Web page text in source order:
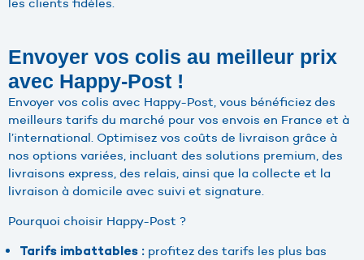
Envoyer vos colis au meilleur prix
avec Happy-Post !
Envoyer vos colis avec Happy-Post, vous bénéficiez des
meilleurs tarifs du marché pour vos envois en France et à
l’international. Optimisez vos coûts de livraison grâce à
nos options variées, incluant des solutions premium, des
livraisons express, des relais, ainsi que la collecte et la
livraison à domicile avec suivi et signature.
Pourquoi choisir Happy-Post ?
Tarifs imbattables : profitez des tarifs les plus bas